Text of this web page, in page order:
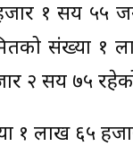
१ सय ५५
संख्या १
२ सय ७५
१ लाख ६५